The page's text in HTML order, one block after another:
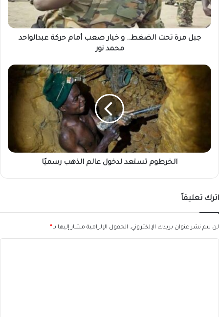
صعب
أمام
حركة
عبدالواحد
جبل مرة تحت الضغط.. و خيار صعب أمام حركة عبدالواحد
محمد نور
الخرطوم
الخرطوم تستعد لدخول عالم الذهب رسميًا
اترك تعليقاً
لن يتم نشر عنوان بريدك الإلكتروني. الحقول الإلزامية مشار إليها بـ*